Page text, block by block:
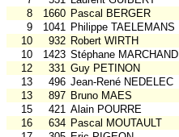
8
1660 Pascal BERGER
9
1041 Philippe TAELEMANS
10
932 Robert WIRTH
10
1423 Stéphane MARCHAND
12
331 Guy PETINON
13
496 Jean-René NEDELEC
13
897 Bruno MAES
15
421 Alain POURRE
16
634 Pascal MOUTAULT